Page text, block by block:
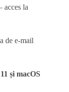
acces la
de e-mail
și macOS